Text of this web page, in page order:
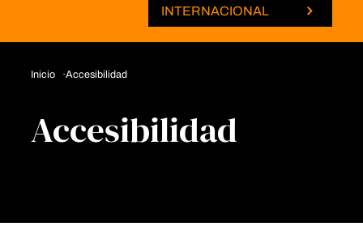
INTERNACIONAL
Inicio Accesibilidad
Accesibilidad